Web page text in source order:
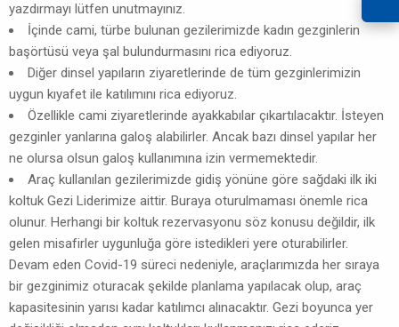
yazdırmayı lütfen unutmayınız.
İçinde cami, türbe bulunan gezilerimizde kadın gezginlerin
başörtüsü veya şal bulundurmasını rica ediyoruz.
Diğer dinsel yapıların ziyaretlerinde de tüm gezginlerimizin
uygun kıyafet ile katılımını rica ediyoruz.
Özellikle cami ziyaretlerinde ayakkabılar çıkartılacaktır. İsteyen
gezginler yanlarına galoş alabilirler. Ancak bazı dinsel yapılar her
ne olursa olsun galoş kullanımına izin vermemektedir.
Araç kullanılan gezilerimizde gidiş yönüne göre sağdaki ilk iki
koltuk Gezi Liderimize aittir. Buraya oturulmaması önemle rica
olunur. Herhangi bir koltuk rezervasyonu söz konusu değildir, ilk
gelen misafirler uygunluğa göre istedikleri yere oturabilirler.
Devam eden Covid-19 süreci nedeniyle, araçlarımızda her sıraya
bir gezginimiz oturacak şekilde planlama yapılacak olup, araç
kapasitesinin yarısı kadar katılımcı alınacaktır. Gezi boyunca yer